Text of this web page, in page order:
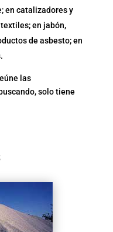
en catalizadores y
en jabón,
de asbesto; en
las
solo tiene